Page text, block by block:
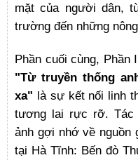
mặt của người dân,
trường đến những
Phần cuối cùng, Phần
"Từ truyền thống
xa" là sự kết nối linh
tương lai rực rỡ. Tác
ảnh gợi nhớ về nguồn
tại Hà Tĩnh: Bến đò